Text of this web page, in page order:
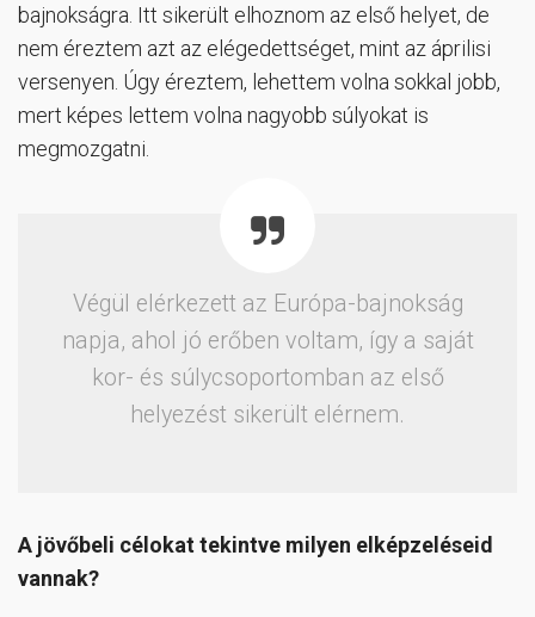
bajnokságra. Itt sikerült elhoznom az első helyet, de
nem éreztem azt az elégedettséget, mint az áprilisi
versenyen. Úgy éreztem, lehettem volna sokkal jobb,
mert képes lettem volna nagyobb súlyokat is
megmozgatni.
Végül elérkezett az Európa-bajnokság
napja, ahol jó erőben voltam, így a saját
kor- és súlycsoportomban az első
helyezést sikerült elérnem.
A jövőbeli célokat tekintve milyen elképzeléseid
vannak?